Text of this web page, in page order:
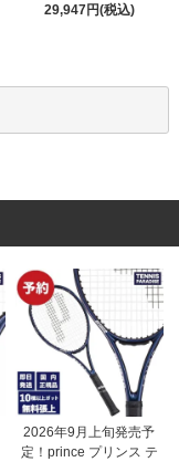
29,947円(税込)
2026年9月上旬発売予
定！prince プリンス テ